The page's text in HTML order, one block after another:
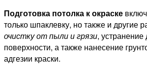
Подготовка потолка к окраске
только шпаклевку, но также и другие
очистку от пыли и грязи,
поверхности, а также нанесение
адгезии краски.